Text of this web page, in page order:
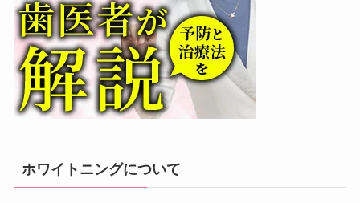
ホワイトニングについて